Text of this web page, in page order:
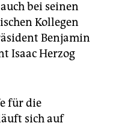
bei seinen
Kollegen
Benjamin
Isaac Herzog
für die
sich auf